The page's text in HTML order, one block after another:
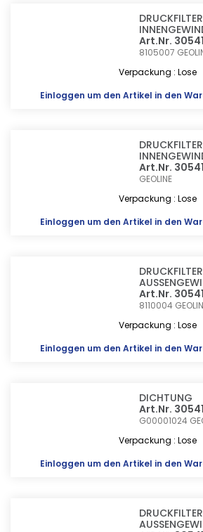
Art.Nr.
8105007
Verpackung : Lose
Einloggen um den Artikel in den
Art.Nr.
GEOLINE
Verpackung : Lose
Einloggen um den Artikel in den
Art.Nr.
8110004
Verpackung : Lose
Einloggen um den Artikel in den
DICHTUNG
Art.Nr.
G00001024
Verpackung : Lose
Einloggen um den Artikel in den